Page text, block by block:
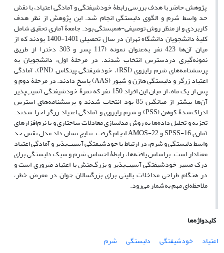
پژوهش حاضر با هدف بررسی رابطۀ خودشیفتگی و آمادگی اعتیاد، با نقش
حد واسط شرم و الگوی دلبستگی انجام شد. این پژوهش از نظر هدف
کاربردی و از منظر روش توصیفی-همبستگی بود. جامعۀ آماری تحقیق شامل
کلیۀ دانشجویان دانشگاه تهران در سال تحصیلی 1401-1400 بودند که از
میان آن‌ها 423 نفر به‌عنوان نمونه (117 پسر و 303 دختر) از طریق
نمونه‌گیری دردسترس انتخاب شدند. در مرحلۀ اول، دانشجویان به
پرسشنامه‌های شرم رایزوی (RSI)، خودشیفتگی پینکاس (PNI)، آمادگی
اعتیاد زرگر و دلبستگی هازن و شیور (AAS) پاسخ دادند. در مرحلۀ دوم و
پس از یک ماه، از میان این افراد 150 نفر که نمرۀ خودشیفتگی آسیب‌پذیر
آن‌ها بیشتر از میانگین 85 بود انتخاب شدند و پرسشنامه‌های استرس
ادراک‌شدۀ کوهن (PSS) و شرم رایزوی و آمادگی اعتیاد زرگر اجرا شدند.
تجزیه و تحلیل داده‌ها به روش مدلسازی معادلات ساختاری و با نرم‌افزارهای
آماری SPSS-16 و AMOS-22 انجام گرفت. نتایج نشان داد مدل نقش حد
واسط دلبستگی و شرم، در ارتباط با خودشیفتگی آسیب‌پذیر و آمادگی اعتیاد
معنادار است. براساس یافته‌ها، رابطۀ احساس شرم و سبک دلبستگی برای
درک مسیر خودشیفتگی آسیب‌پذیر و بزرگ‌منش با اعتیاد ضروری است و
در هنگام طراحی مداخلات بالینی برای بزرگسالان جوان در معرض خطر،
ملاحظه‌ای مهم به‌شمار می‌رود.
کلیدواژه‌ها
اعتیاد
خودشیفتگی دلبستگی شرم